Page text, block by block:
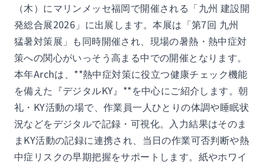
（木）にマリンメッセ福岡で開催される「九州 建設開
発総合展2026」に出展します。本展は「第7回 九州
猛暑対策展」も同時開催され、現場の暑熱・熱中症対
策への関心がいっそう高まる中での開催となります。
本年Archは、**熱中症対策に役立つ健康チェック機能
を備えた『デジタルKY』**を中心にご紹介します。朝
礼・KY活動の場で、作業員一人ひとりの体調や睡眠状
況などをデジタルで記録・可視化。入力結果はそのま
まKY活動の記録に連携され、当日の作業可否判断や熱
中症リスクの早期把握をサポートします。紙やホワイ